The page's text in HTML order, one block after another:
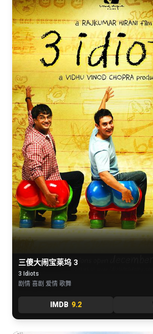
三傻大闹宝莱坞 3
3 Idiots
剧情 喜剧 爱情 歌舞
IMDB 9.2